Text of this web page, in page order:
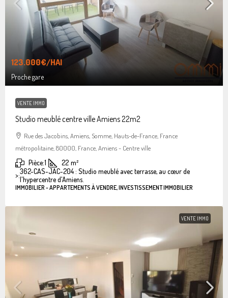
123.000€/HAI
Proche gare
VENTE IMMO
Studio meublé centre ville Amiens 22m2
Rue des Jacobins, Amiens, Somme, Hauts-de-France, France
métropolitaine, 80000, France, Amiens - Centre ville
Pièce:1 22 m²
>:362-CAS-JAC-204 : Studio meublé avec terrasse, au cœur de
l'hypercentre d'Amiens.
IMMOBILIER - APPARTEMENTS À VENDRE, INVESTISSEMENT IMMOBILIER
VENTE IMMO